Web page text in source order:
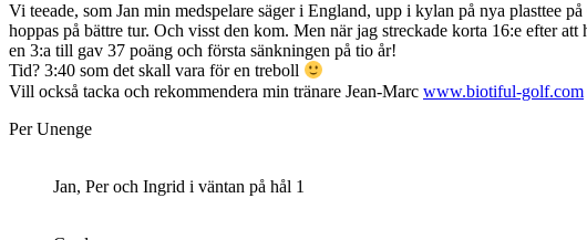
Vi teeade, som Jan min medspelare säger i England, upp i kylan på nya plasttee
hoppas på bättre tur. Och visst den kom. Men när jag streckade korta 16:e efter
en 3:a till gav 37 poäng och första sänkningen på tio år!
Tid? 3:40 som det skall vara för en treboll
Vill också tacka och rekommendera min tränare Jean-Marc www.biotiful-golf.com
Per Unenge
Jan, Per och Ingrid i väntan på hål 1